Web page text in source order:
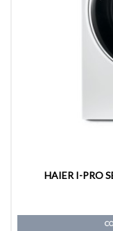
HAIER I-PRO